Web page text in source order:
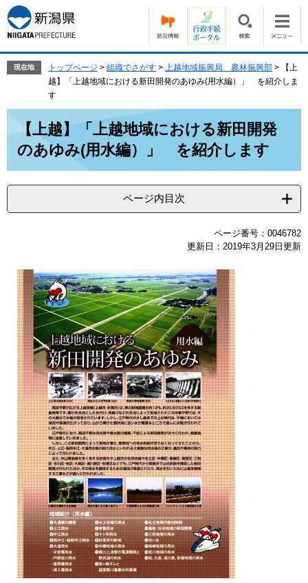
ー
ジ
の
す。
ニ
ュ
ー
し
現在地 トップページ > 組織でさがす > 上越地域振興局 農林振興部 >
【上
越】「上越地域における新田開発のあゆみ(用水編）」 を紹介しま
す
【上越】「上越地域における新田開発
のあゆみ(用水編）」 を紹介します
ページ内目次
ページ番号：0046782
更新日：2019年3月29日更新